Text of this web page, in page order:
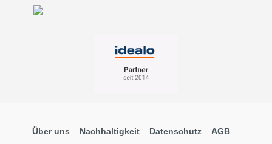
Über uns Nachhaltigkeit Datenschutz
AGB